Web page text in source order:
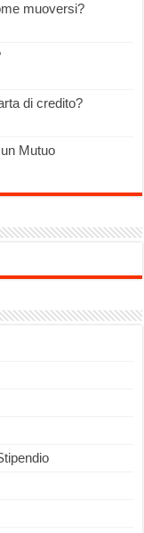
muoversi?
di credito?
Mutuo